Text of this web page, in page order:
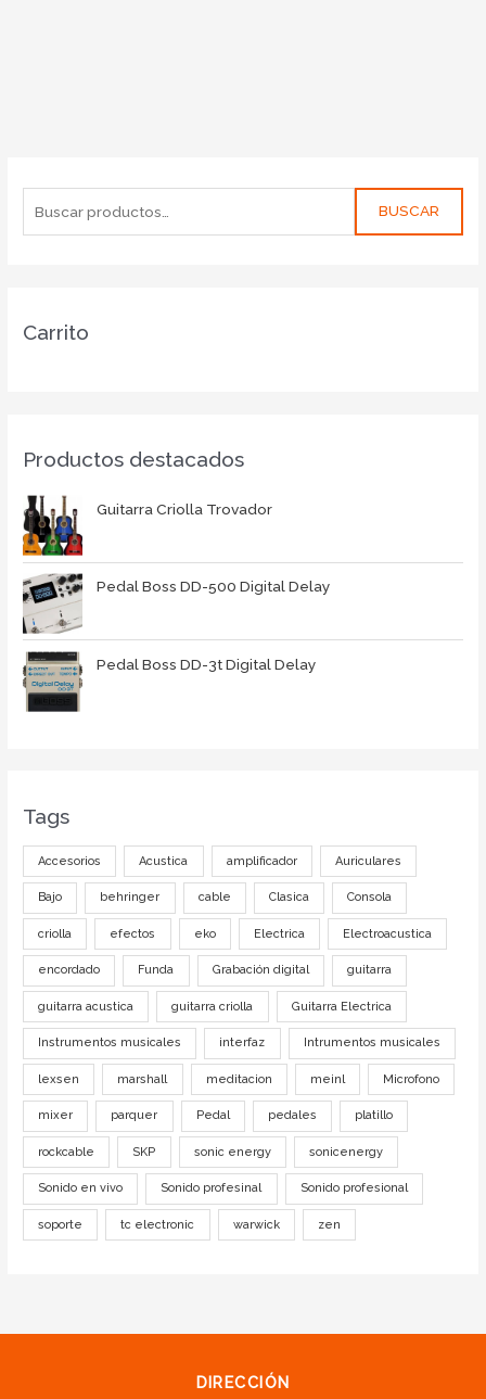
BUSCAR
Carrito
Productos destacados
Guitarra Criolla Trovador
Pedal Boss DD-500 Digital Delay
Pedal Boss DD-3t Digital Delay
Tags
Accesorios Acustica amplificador Auriculares
Bajo behringer cable Clasica Consola
criolla efectos eko Electrica Electroacustica
encordado Funda Grabación digital guitarra
guitarra acustica guitarra criolla Guitarra Electrica
Instrumentos musicales interfaz Intrumentos musicales
lexsen marshall meditacion meinl Microfono
mixer parquer Pedal pedales platillo
rockcable SKP sonic energy sonicenergy
Sonido en vivo Sonido profesinal Sonido profesional
soporte tc electronic warwick zen
DIRECCIÓN